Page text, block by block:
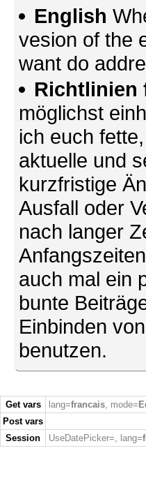
English
vesion of the
want do
Richtlinien
möglichst
ich euch
aktuelle und
kurzfristige
Ausfall oder
nach langer
auch mal ein
bunte
Einbinden
benutzen.
Get vars lang=francais, mode=
Post vars
Session
UseDatePicker=, lang=